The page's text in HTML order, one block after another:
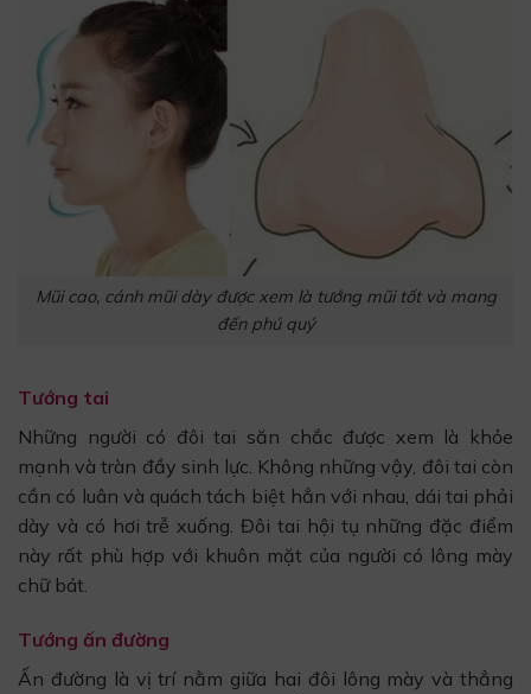
Mũi cao, cánh mũi dày được xem là tướng mũi tốt và mang
đến phú quý
Tướng tai
Những người có đôi tai săn chắc được xem là khỏe
mạnh và tràn đầy sinh lực. Không những vậy, đôi tai còn
cần có luân và quách tách biệt hẳn với nhau, dái tai phải
dày và có hơi trễ xuống. Đôi tai hội tụ những đặc điểm
này rất phù hợp với khuôn mặt của người có lông mày
chữ bát.
Tướng ấn đường
Ấn đường là vị trí nằm giữa hai đôi lông mày và thẳng